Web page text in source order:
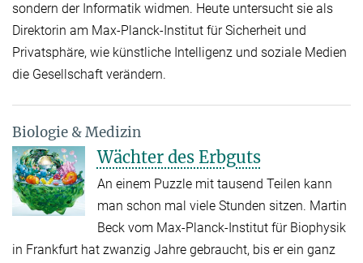
sondern der Informatik widmen. Heute untersucht sie als
Direktorin am Max-Planck-Institut für Sicherheit und
Privatsphäre, wie künstliche Intelligenz und soziale Medien
die Gesellschaft verändern.
Biologie & Medizin
Wächter des Erbguts
An einem Puzzle mit tausend Teilen kann
man schon mal viele Stunden sitzen. Martin
Beck vom Max-Planck-Institut für Biophysik
in Frankfurt hat zwanzig Jahre gebraucht, bis er ein ganz